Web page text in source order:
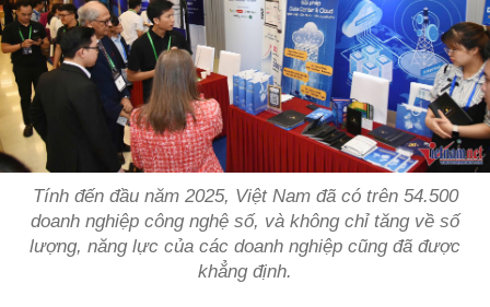
Tính đến đầu năm 2025, Việt Nam đã có trên 54.500
doanh nghiệp công nghệ số, và không chỉ tăng về số
lượng, năng lực của các doanh nghiệp cũng đã được
khẳng định.